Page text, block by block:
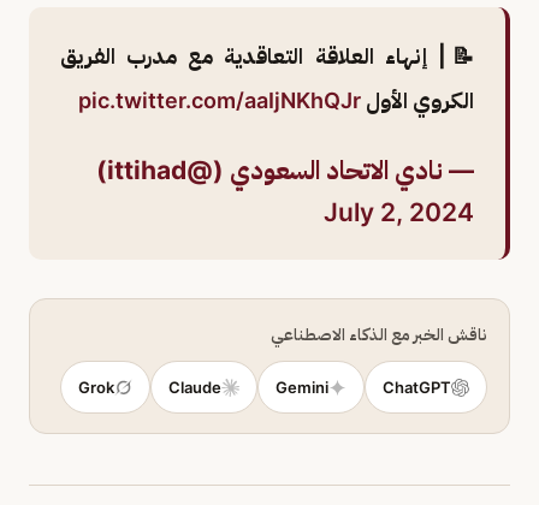
📝| إنهاء العلاقة التعاقدية مع مدرب الفريق
الكروي الأول pic.twitter.com/aaIjNKhQJr
— نادي الاتحاد السعودي (@ittihad)
July 2, 2024
ناقش الخبر مع الذكاء الاصطناعي
ChatGPT
Gemini
Claude
Grok